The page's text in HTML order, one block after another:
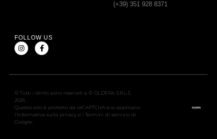
(+39) 351 928 8371
FOLLOW US
© Tutti i diritti sono riservati a © OLDERA S.R.L.S.
2026
Questo sito è protetto da reCAPTCHA e si applicano
l’Informativa sulla privacy e i Termini di servizio di
Google.